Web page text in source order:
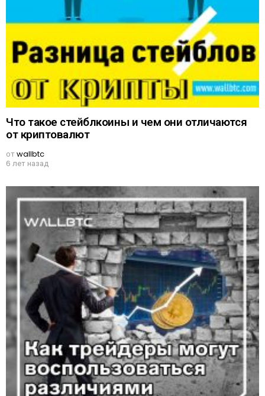
Что такое стейблкоины и чем они отличаются
от криптовалют
отwallbtc
6 лет назад